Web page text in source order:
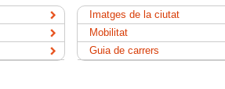
Imatges de la ciutat
Mobilitat
Guia de carrers